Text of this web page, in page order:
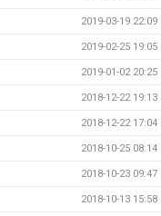
2019-03-19 22:09
2019-02-25 19:05
2019-01-02 20:25
2018-12-22 19:13
2018-12-22 17:04
2018-10-25 08:14
2018-10-23 09:47
2018-10-13 15:58